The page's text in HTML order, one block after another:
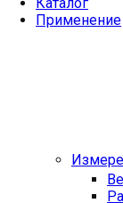
Применение